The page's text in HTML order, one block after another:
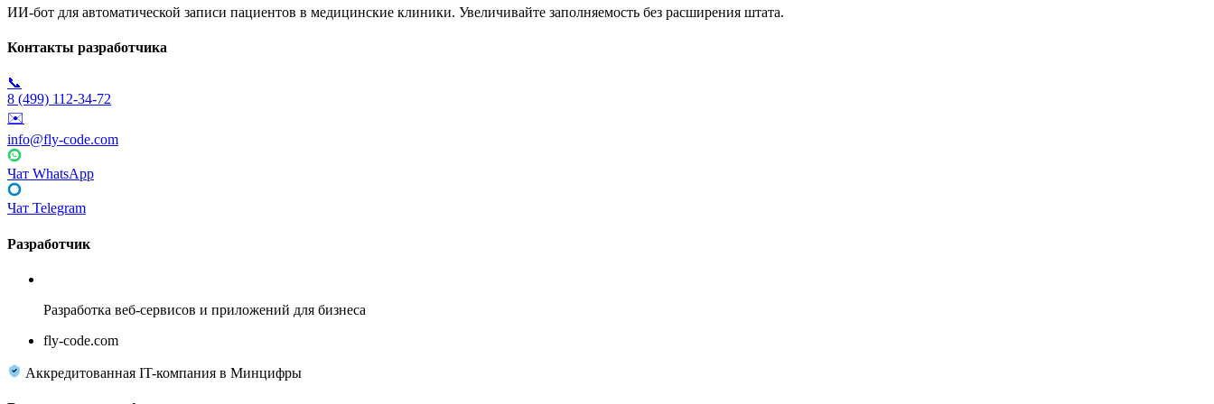
ИИ-бот для автоматической записи пациентов в медицинские клиники. Увеличивайте заполняемость без расширения штата.
Контакты разработчика
📞
8 (499) 112-34-72
✉️
info@fly-code.com
Чат WhatsApp
Чат Telegram
Разработчик
Разработка веб-сервисов и приложений для бизнеса
fly-code.com
Аккредитованная IT-компания в Минцифры